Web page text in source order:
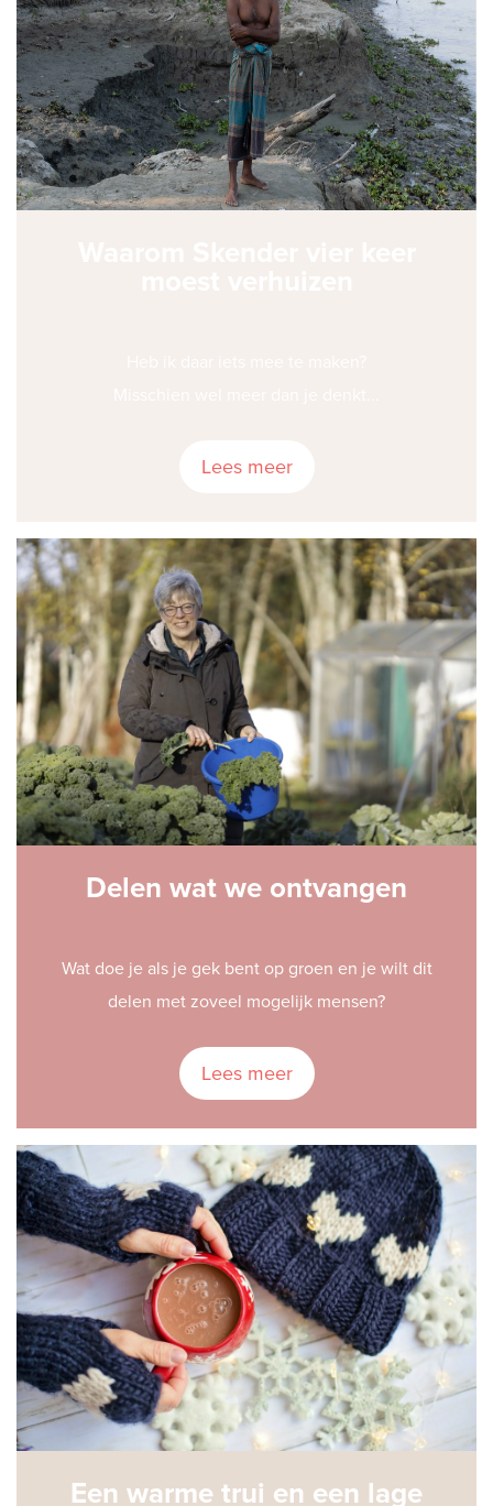
Lees meer
Delen wat we ontvangen
Wat doe je als je gek bent op groen en je wilt dit
delen met zoveel mogelijk mensen?
Lees meer
Een warme trui en een lage